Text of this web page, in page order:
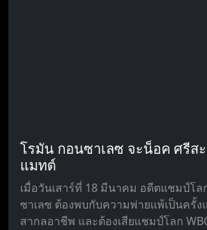
โรมัน กอนซาเลซ จะน็อค ศรีส
แมทต์
เมื่อวันเสาร์ที่ 18 มีนาคม อดีตแชมป์โ
ซาเลซ ต้องพบกับความพ่ายแพ้เป็นครั้ง
สากลอาชีพ และต้องเสียแชมป์โลก